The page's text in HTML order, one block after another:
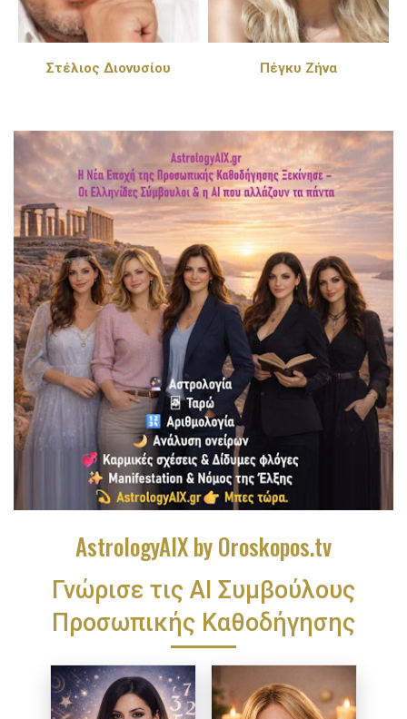
Στέλιος Διονυσίου Πέγκυ Ζήνα
AstrologyAIX by Oroskopos.tv
Γνώρισε τις ΑΙ Συμβούλους
Προσωπικής Καθοδήγησης